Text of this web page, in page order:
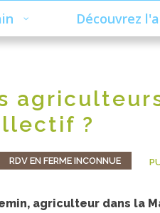
Découvrez
?
RDV EN FERME INCONNUE
agriculteur dans la